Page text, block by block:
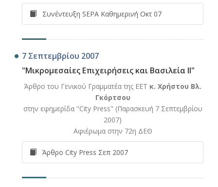
Συνέντευξη SEPA Καθημερινή Οκτ 07
7 Σεπτεμβρίου 2007
"Μικρομεσαίες Επιχειρήσεις και Βασιλεία ΙΙ"
Άρθρο του Γενικού Γραμματέα της ΕΕΤ κ. Χρήστου Βλ.
Γκόρτσου
στην εφημερίδα "City Press" (Παρασκευή 7 Σεπτεμβρίου
2007)
Αφιέρωμα στην 72η ΔΕΘ
Άρθρο City Press Σεπ 2007